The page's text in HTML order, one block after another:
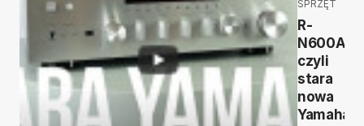
SPRZĘT
R-
N600A,
czyli
stara
nowa
Yamaha